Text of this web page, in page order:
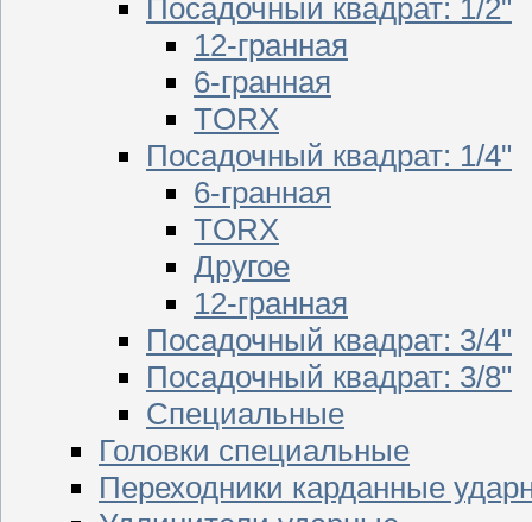
Посадочный квадрат: 1/2"
12-гранная
6-гранная
TORX
Посадочный квадрат: 1/4"
6-гранная
TORX
Другое
12-гранная
Посадочный квадрат: 3/4"
Посадочный квадрат: 3/8"
Специальные
Головки специальные
Переходники карданные